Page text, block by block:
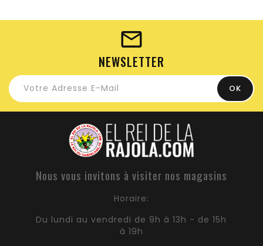
NEWSLETTER
Nous vous invitons à visiter nos magasins
Horaire:
Du lundi au vendredi de 9h à 13h - de 15h
à 19h